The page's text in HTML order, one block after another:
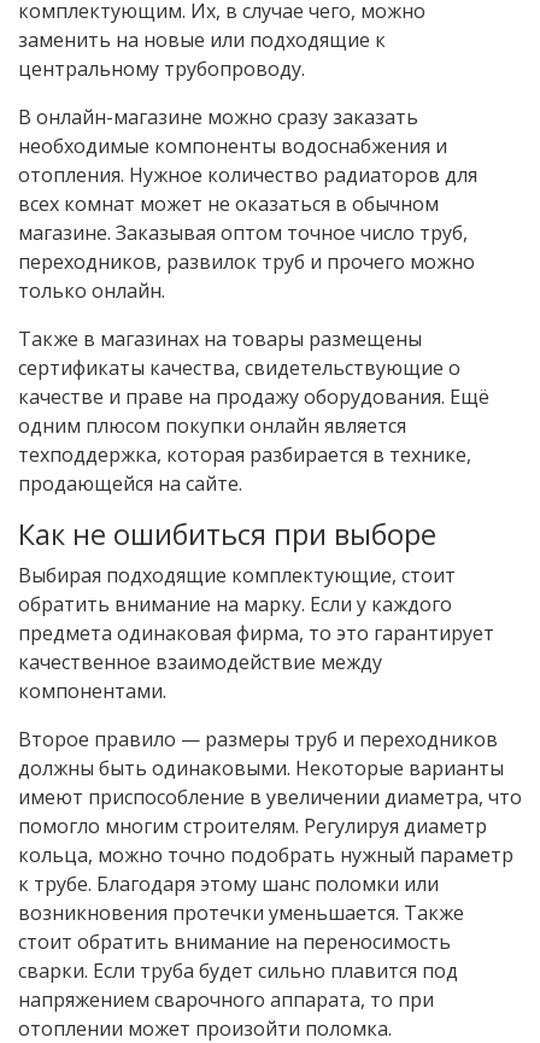
комплектующим. Их, в случае чего, можно
заменить на новые или подходящие к
центральному трубопроводу.
В онлайн-магазине можно сразу заказать
необходимые компоненты водоснабжения и
отопления. Нужное количество радиаторов для
всех комнат может не оказаться в обычном
магазине. Заказывая оптом точное число труб,
переходников, развилок труб и прочего можно
только онлайн.
Также в магазинах на товары размещены
сертификаты качества, свидетельствующие о
качестве и праве на продажу оборудования. Ещё
одним плюсом покупки онлайн является
техподдержка, которая разбирается в технике,
продающейся на сайте.
Как не ошибиться при выборе
Выбирая подходящие комплектующие, стоит
обратить внимание на марку. Если у каждого
предмета одинаковая фирма, то это гарантирует
качественное взаимодействие между
компонентами.
Второе правило — размеры труб и переходников
должны быть одинаковыми. Некоторые варианты
имеют приспособление в увеличении диаметра, что
помогло многим строителям. Регулируя диаметр
кольца, можно точно подобрать нужный параметр
к трубе. Благодаря этому шанс поломки или
возникновения протечки уменьшается. Также
стоит обратить внимание на переносимость
сварки. Если труба будет сильно плавится под
напряжением сварочного аппарата, то при
отоплении может произойти поломка.